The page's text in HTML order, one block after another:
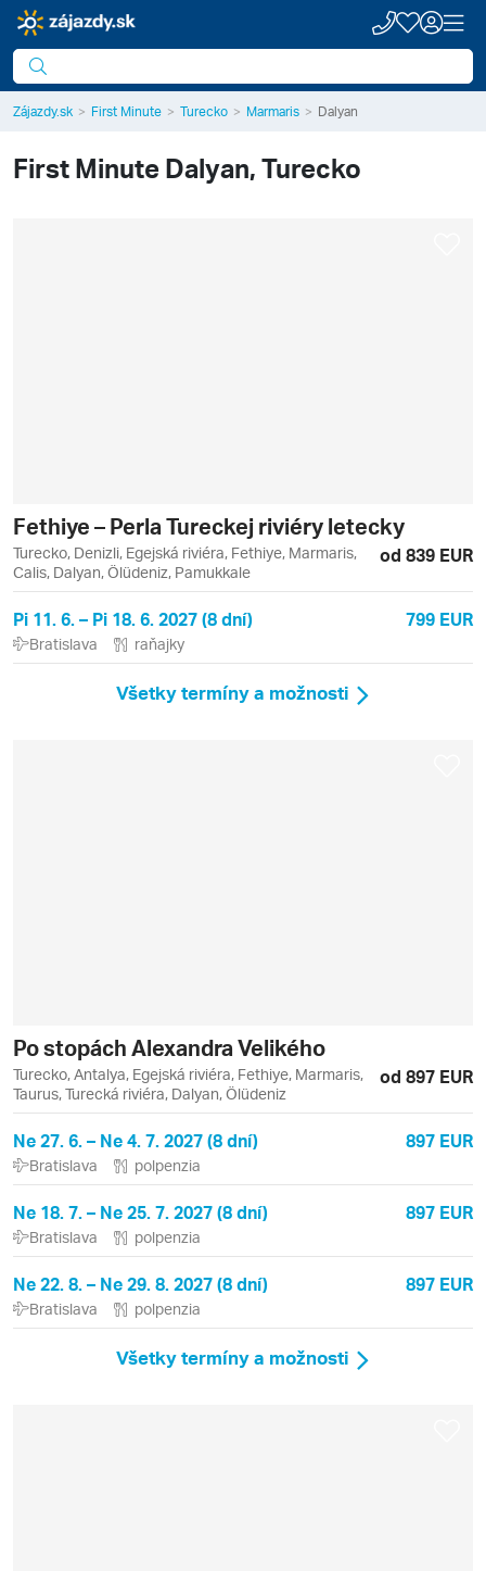
Zájazdy.sk First Minute Turecko Marmaris Dalyan
First MinuteDalyan, Turecko
Fethiye – Perla Tureckej riviéry letecky
Turecko, Denizli, Egejská riviéra, Fethiye, Marmaris,
Calis, Dalyan, Ölüdeniz, Pamukkale
od 839 EUR
Pi 11. 6. – Pi 18. 6. 2027 (8 dní) 799 EUR
Bratislava raňajky
Všetky termíny a možnosti
Po stopách Alexandra Velikého
Turecko, Antalya, Egejská riviéra, Fethiye, Marmaris,
Taurus, Turecká riviéra, Dalyan, Ölüdeniz
od 897 EUR
Ne 27. 6. – Ne 4. 7. 2027 (8 dní) 897 EUR
Bratislava polpenzia
Ne 18. 7. – Ne 25. 7. 2027 (8 dní) 897 EUR
Bratislava polpenzia
Ne 22. 8. – Ne 29. 8. 2027 (8 dní) 897 EUR
Bratislava polpenzia
Všetky termíny a možnosti